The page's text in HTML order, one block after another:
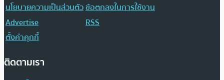
นโยบายความเป็นส่วนตัวข้อตกลงในการใช้งาน
Advertise
RSS
ตั้งค่าคุกกี้
ติดตามเรา